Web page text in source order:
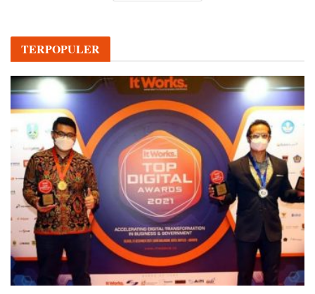
TERPOPULER